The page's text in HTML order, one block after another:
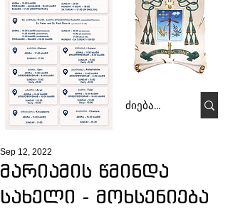
მარიამის წმინდა
სახელი - მოხსენიება
Sep 12, 2022